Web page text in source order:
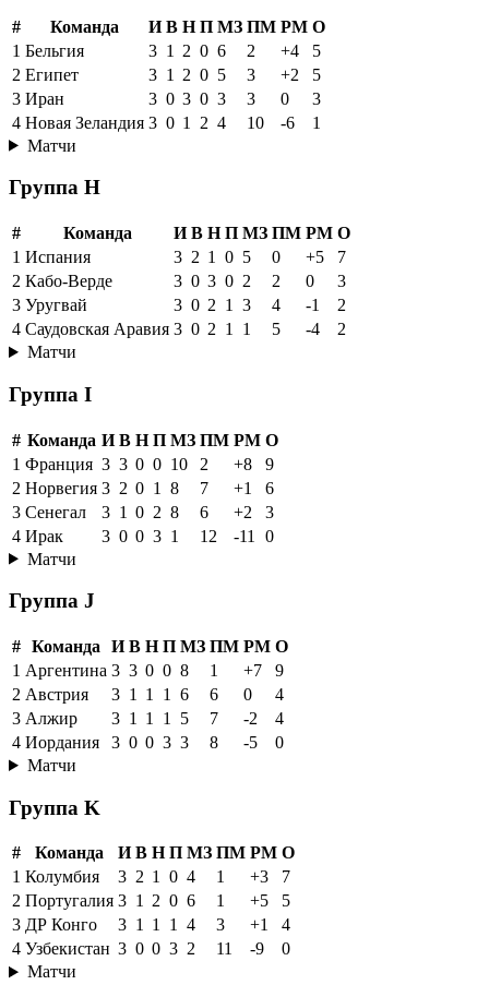
# Команда И В Н П МЗ ПМ РМ О
1 Бельгия 3 1 2 0 6 2 +4
5
2 Египет 3 1 2 0 5 3 +2
5
3 Иран 3 0 3 0 3 3 0
3
4 Новая Зеландия 3 0 1 2 4 10 -6
1
Матчи
Группа H
# Команда И В Н П МЗ ПМ РМ О
1 Испания 3 2 1 0 5 0 +5
7
2 Кабо-Верде 3 0 3 0 2 2 0
3
3 Уругвай 3 0 2 1 3 4 -1
2
4 Саудовская Аравия 3 0 2 1 1 5 -4
2
Матчи
Группа I
# Команда И В Н П МЗ ПМ РМ О
1 Франция 3 3 0 0 10 2 +8
9
2 Норвегия 3 2 0 1 8 7 +1
6
3 Сенегал 3 1 0 2 8 6 +2
3
4 Ирак 3 0 0 3 1 12 -11
0
Матчи
Группа J
# Команда И В Н П МЗ ПМ РМ О
1 Аргентина 3 3 0 0 8 1 +7
9
2 Австрия 3 1 1 1 6 6 0
4
3 Алжир 3 1 1 1 5 7 -2
4
4 Иордания 3 0 0 3 3 8 -5
0
Матчи
Группа K
# Команда И В Н П МЗ ПМ РМ О
1 Колумбия 3 2 1 0 4 1 +3
7
2 Португалия 3 1 2 0 6 1 +5
5
3 ДР Конго 3 1 1 1 4 3 +1
4
4 Узбекистан 3 0 0 3 2 11 -9
0
Матчи